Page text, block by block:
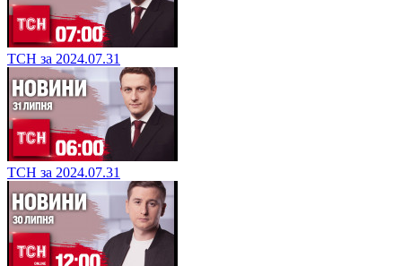
ТСН за 2024.07.31
ТСН за 2024.07.31